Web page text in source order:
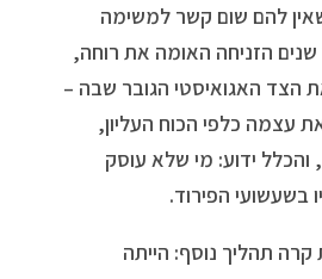
להם שום קשר למשימה
הזניחה האומה את רוחה,
הצד האגואיסטי הגובר שבה –
את עצמה כלפי הכוח העליון,
ידוע: מי שלא עוסק
בשעשועי הפירוד.
תהליך נוסף: הייתה